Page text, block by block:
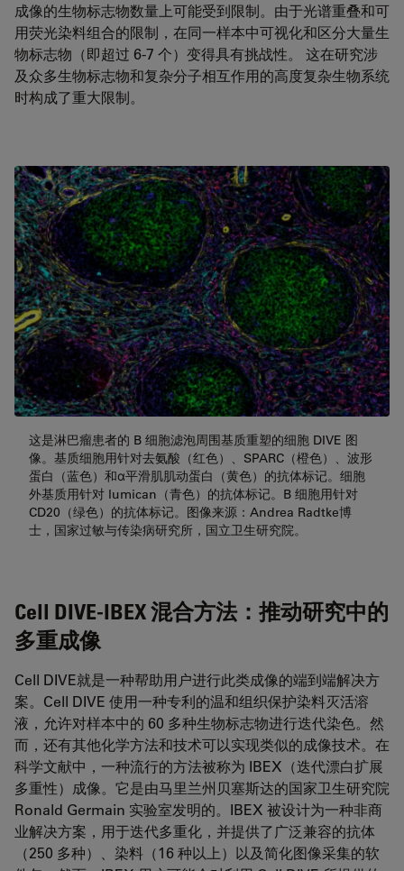
成像的生物标志物数量上可能受到限制。由于光谱重叠和可
用荧光染料组合的限制，在同一样本中可视化和区分大量生
物标志物（即超过 6-7 个）变得具有挑战性。 这在研究涉
及众多生物标志物和复杂分子相互作用的高度复杂生物系统
时构成了重大限制。
这是淋巴瘤患者的 B 细胞滤泡周围基质重塑的细胞 DIVE 图
像。基质细胞用针对去氨酸（红色）、SPARC（橙色）、波形
蛋白（蓝色）和α平滑肌肌动蛋白（黄色）的抗体标记。细胞
外基质用针对 lumican（青色）的抗体标记。B 细胞用针对
CD20（绿色）的抗体标记。图像来源：Andrea Radtke博
士，国家过敏与传染病研究所，国立卫生研究院。
Cell DIVE-IBEX 混合方法：推动研究中的
多重成像
Cell DIVE就是一种帮助用户进行此类成像的端到端解决方
案。Cell DIVE 使用一种专利的温和组织保护染料灭活溶
液，允许对样本中的 60 多种生物标志物进行迭代染色。然
而，还有其他化学方法和技术可以实现类似的成像技术。在
科学文献中，一种流行的方法被称为 IBEX（迭代漂白扩展
多重性）成像。它是由马里兰州贝塞斯达的国家卫生研究院
Ronald Germain 实验室发明的。IBEX 被设计为一种非商
业解决方案，用于迭代多重化，并提供了广泛兼容的抗体
（250 多种）、染料（16 种以上）以及简化图像采集的软